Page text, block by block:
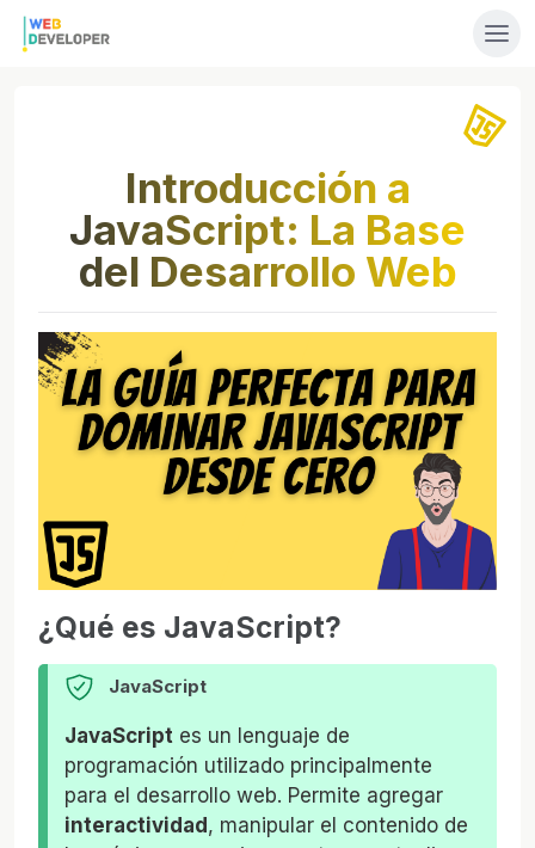
Introducción a
JavaScript: La Base
del Desarrollo Web
¿Qué es JavaScript?
JavaScript
JavaScript es un lenguaje de
programación utilizado principalmente
para el desarrollo web. Permite agregar
interactividad, manipular el contenido de